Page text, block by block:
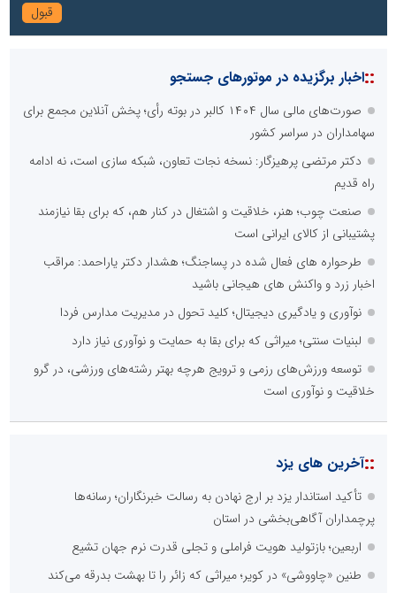
::اخبار برگزیده در موتورهای جستجو
صورت‌های مالی سال ۱۴۰۴ کالبر در بوته رأی؛ پخش آنلاین مجمع برای
سهامداران در سراسر کشور
دکتر مرتضی پرهیزگار: نسخه نجات تعاون، شبکه سازی است، نه ادامه
راه قدیم
صنعت چوب؛ هنر، خلاقیت و اشتغال در کنار هم، که برای بقا نیازمند
پشتیبانی از کالای ایرانی است
طرحواره های فعال شده در پساجنگ؛ هشدار دکتر یاراحمد: مراقب
اخبار زرد و واکنش های هیجانی باشید
نوآوری و یادگیری دیجیتال؛ کلید تحول در مدیریت مدارس فردا
لبنیات سنتی؛ میراثی که برای بقا به حمایت و نوآوری نیاز دارد
توسعه ورزش‌های رزمی و ترویج هرچه بهتر رشته‌های ورزشی، در گرو
خلاقیت و نوآوری است
::آخرین های یزد
تأکید استاندار یزد بر ارج نهادن به رسالت خبرنگاران؛ رسانه‌ها
پرچمداران آگاهی‌بخشی در استان
اربعین؛ بازتولید هویت فراملی و تجلی قدرت نرم جهان تشیع
طنین «چاووشی» در کویر؛ میراثی که زائر را تا بهشت بدرقه می‌کند